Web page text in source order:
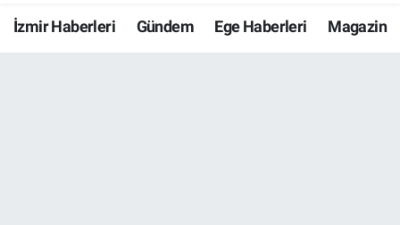
İzmir Haberleri Gündem Ege Haberleri Magazin
Resmi İlanlar